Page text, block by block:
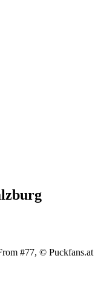
#77, © Puckfans.at